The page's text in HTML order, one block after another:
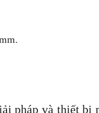
pháp và thiết